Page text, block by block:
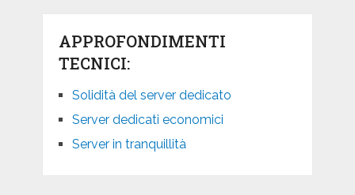
APPROFONDIMENTI
TECNICI:
Solidità del server dedicato
Server dedicati economici
Server in tranquillità